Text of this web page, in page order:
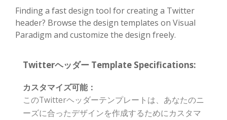
Finding a fast design tool for creating a Twitter
header? Browse the design templates on Visual
Paradigm and customize the design freely.
Twitterヘッダー Template Specifications:
カスタマイズ可能：
このTwitterヘッダーテンプレートは、あなたのニ
ーズに合ったデザインを作成するためにカスタマ